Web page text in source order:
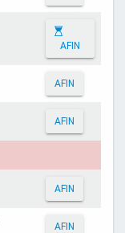
AFIN
AFIN
AFIN
AFIN
AFIN